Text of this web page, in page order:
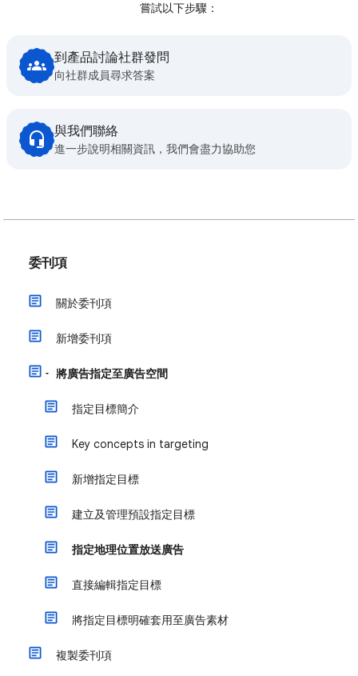
嘗試以下步驟：
到產品討論社群發問
向社群成員尋求答案
與我們聯絡
進一步說明相關資訊，我們會盡力協助您
委刊項
關於委刊項
新增委刊項
將廣告指定至廣告空間
指定目標簡介
Key concepts in targeting
新增指定目標
建立及管理預設指定目標
指定地理位置放送廣告
直接編輯指定目標
將指定目標明確套用至廣告素材
複製委刊項